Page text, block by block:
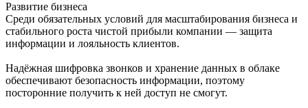
Развитие бизнеса
Среди обязательных условий для масштабирования бизнеса и
стабильного роста чистой прибыли компании — защита
информации и лояльность клиентов.
Надёжная шифровка звонков и хранение данных в облаке
обеспечивают безопасность информации, поэтому
посторонние получить к ней доступ не смогут.